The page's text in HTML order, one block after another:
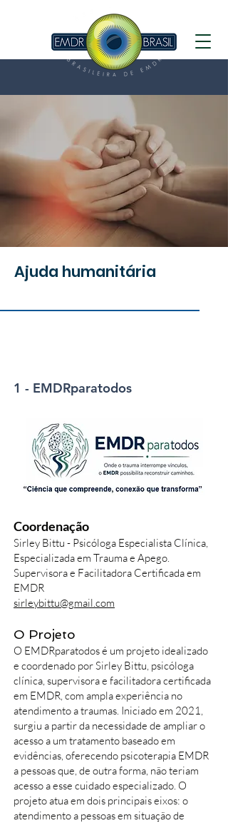
Ajuda humanitária
1 - EMDRparatodos
Coordenação
Sirley Bittu - Psicóloga Especialista Clínica,
Especializada em Trauma e Apego.
Supervisora e Facilitadora Certificada em
EMDR
sirleybittu@gmail.com
O Projeto
O EMDRparatodos é um projeto idealizado
e coordenado por Sirley Bittu, psicóloga
clínica, supervisora e facilitadora certificada
em EMDR, com ampla experiência no
atendimento a traumas. Iniciado em 2021,
surgiu a partir da necessidade de ampliar o
acesso a um tratamento baseado em
evidências, oferecendo psicoterapia EMDR
a pessoas que, de outra forma, não teriam
acesso a esse cuidado especializado. O
projeto atua em dois principais eixos: o
atendimento a pessoas em situação de